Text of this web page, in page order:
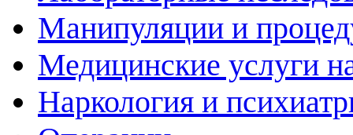
Манипуляции и
Медицинские услуги
Наркология и